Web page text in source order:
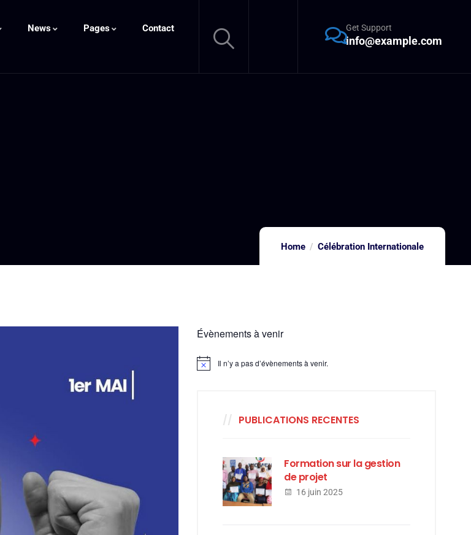
News Pages Contact Get Support
info@example.com
Home Célébration Internationale
Évènements à venir
Notice Il n’y a pas d’évènements à venir.
PUBLICATIONS RECENTES
Formation sur la gestion
de projet
16 juin 2025